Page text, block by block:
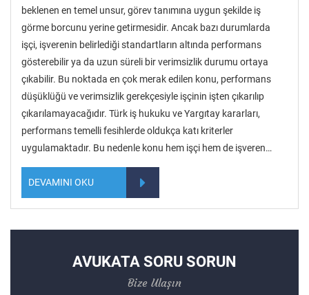
beklenen en temel unsur, görev tanımına uygun şekilde iş
görme borcunu yerine getirmesidir. Ancak bazı durumlarda
işçi, işverenin belirlediği standartların altında performans
gösterebilir ya da uzun süreli bir verimsizlik durumu ortaya
çıkabilir. Bu noktada en çok merak edilen konu, performans
düşüklüğü ve verimsizlik gerekçesiyle işçinin işten çıkarılıp
çıkarılamayacağıdır. Türk iş hukuku ve Yargıtay kararları,
performans temelli fesihlerde oldukça katı kriterler
uygulamaktadır. Bu nedenle konu hem işçi hem de işveren…
DEVAMINI OKU
AVUKATA SORU SORUN
Bize Ulaşın